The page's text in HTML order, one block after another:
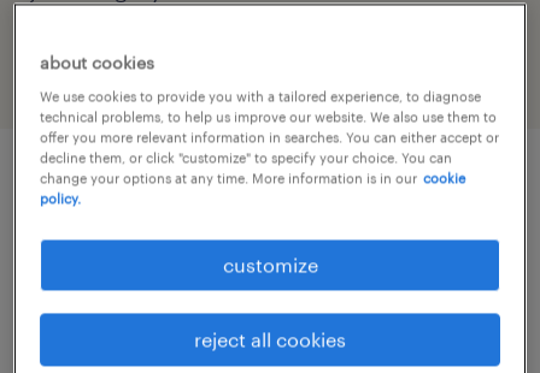
job details
Sei appassionato nel prenderti cura dei
clienti? Questa è l’opportunità che fa per te!
about cookies
We use cookies to provide you with a tailored experience, to diagnose
technical problems, to help us improve our website. We also use them to
offer you more relevant information in searches. You can either accept or
decline them, or click "customize" to specify your choice. You can
change your options at any time. More information is in our cookie
policy.
customize
reject all cookies